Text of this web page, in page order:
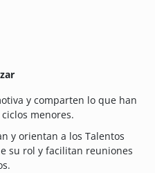
y comparten lo que han
menores.
y orientan a los Talentos
su rol y facilitan reuniones